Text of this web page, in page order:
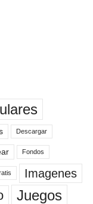
Descargar
Fondos
Imagenes
Juegos